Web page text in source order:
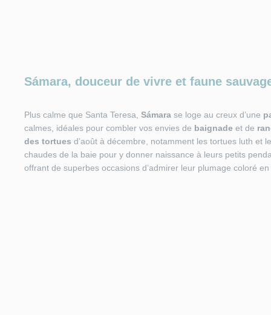
Sámara, douceur de vivre et faune
Plus calme que Santa Teresa, Sámara se loge au creux d’une
calmes, idéales pour combler vos envies de baignade et de
des tortues d’août à décembre, notamment les tortues luth et
chaudes de la baie pour y donner naissance à leurs petits
offrant de superbes occasions d’admirer leur plumage coloré